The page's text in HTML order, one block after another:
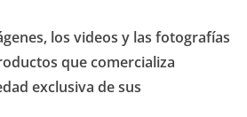
los videos y las fotografías
que comercializa
exclusiva de sus